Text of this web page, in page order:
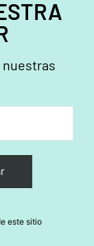
este sitio